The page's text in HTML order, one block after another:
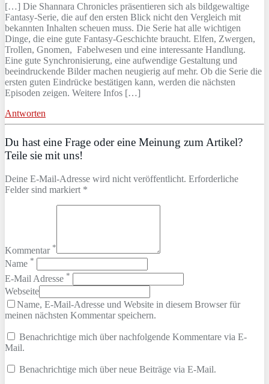
[…] Die Shannara Chronicles präsentieren sich als bildgewaltige
Fantasy-Serie, die auf den ersten Blick nicht den Vergleich mit
bekannten Inhalten scheuen muss. Die Serie hat alle wichtigen
Dinge, die eine gute Fantasy-Geschichte braucht. Elfen, Zwergen,
Trollen, Gnomen, Fabelwesen und eine interessante Handlung.
Eine gute Synchronisierung, eine aufwendige Gestaltung und
beeindruckende Bilder machen neugierig auf mehr. Ob die Serie die
ersten guten Eindrücke bestätigen kann, werden die nächsten
Episoden zeigen. Weitere Infos […]
Antworten
Du hast eine Frage oder eine Meinung zum Artikel?
Teile sie mit uns!
Deine E-Mail-Adresse wird nicht veröffentlicht. Erforderliche
Felder sind markiert *
Kommentar *
Name *
E-Mail Adresse *
Webseite
Name, E-Mail-Adresse und Website in diesem Browser für
meinen nächsten Kommentar speichern.
Benachrichtige mich über nachfolgende Kommentare via E-
Mail.
Benachrichtige mich über neue Beiträge via E-Mail.